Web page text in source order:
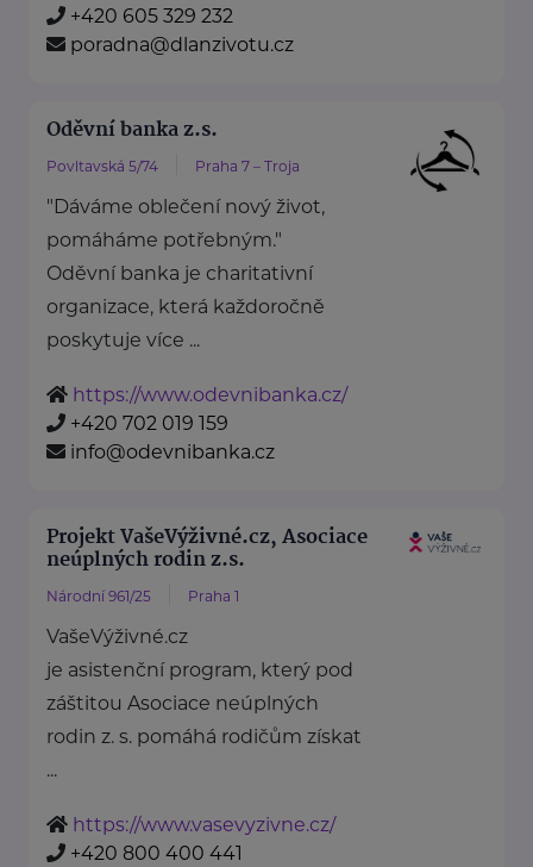
+420 605 329 232
poradna@dlanzivotu.cz
Oděvní banka z.s.
Povltavská 5/74 Praha 7 – Troja
"Dáváme oblečení nový život,
pomáháme potřebným."
Oděvní banka je charitativní
organizace, která každoročně
poskytuje více ...
https://www.odevnibanka.cz/
+420 702 019 159
info@odevnibanka.cz
Projekt VašeVýživné.cz, Asociace
neúplných rodin z.s.
Národní 961/25 Praha 1
VašeVýživné.cz
je asistenční program, který pod
záštitou Asociace neúplných
rodin z. s. pomáhá rodičům získat
...
https://www.vasevyzivne.cz/
+420 800 400 441